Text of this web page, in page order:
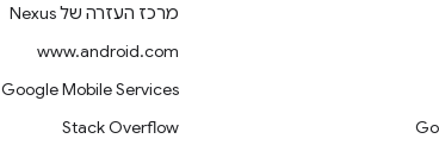
מרכז העזרה של Nexus
www.android.com
Google Mobile Services
Stack Overflow